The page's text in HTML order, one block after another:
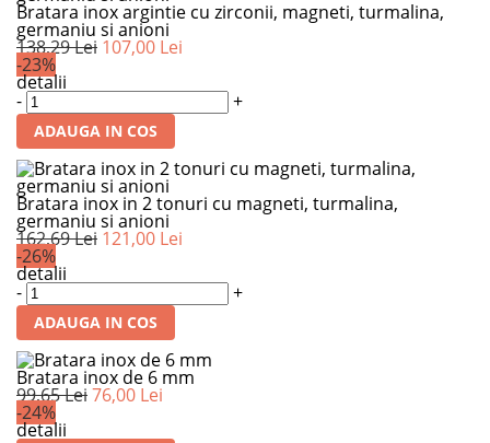
Bratara inox argintie cu zirconii, magneti, turmalina,
germaniu si anioni
138,29 Lei 107,00 Lei
-23%
detalii
- +
ADAUGA IN COS
Bratara inox in 2 tonuri cu magneti, turmalina,
germaniu si anioni
162,69 Lei 121,00 Lei
-26%
detalii
- +
ADAUGA IN COS
Bratara inox de 6 mm
99,65 Lei76,00 Lei
-24%
detalii